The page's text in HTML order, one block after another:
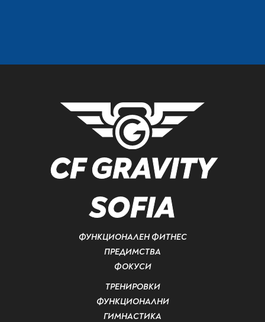
CF GRAVITY
SOFIA
ФУНКЦИОНАЛЕН ФИТНЕС
ПРЕДИМСТВА
ФОКУСИ
ТРЕНИРОВКИ
ФУНКЦИОНАЛНИ
ГИМНАСТИКА